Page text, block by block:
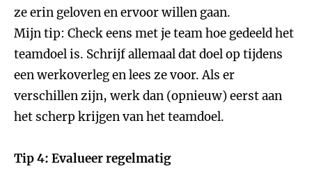
ze erin geloven en ervoor willen gaan.
Mijn tip: Check eens met je team hoe gedeeld het
teamdoel is. Schrijf allemaal dat doel op tijdens
een werkoverleg en lees ze voor. Als er
verschillen zijn, werk dan (opnieuw) eerst aan
het scherp krijgen van het teamdoel.
Tip 4: Evalueer regelmatig